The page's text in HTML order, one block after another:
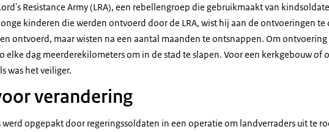
Resistance Army (LRA), een rebellengroep die gebruikmaakt van
kinderen die werden ontvoerd door de LRA, wist hij aan de ontvoeringen te
ontvoerd, maar wisten na een aantal maanden te ontsnappen. Om ontvoering
elke dag meerderekilometers om in de stad te slapen. Voor een kerkgebouw of
was het veiliger.
verandering
werd opgepakt door regeringssoldaten in een operatie om landverraders uit te